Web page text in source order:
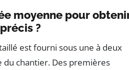
moyenne pour
?
est fourni sous une à deux
du chantier. Des premières